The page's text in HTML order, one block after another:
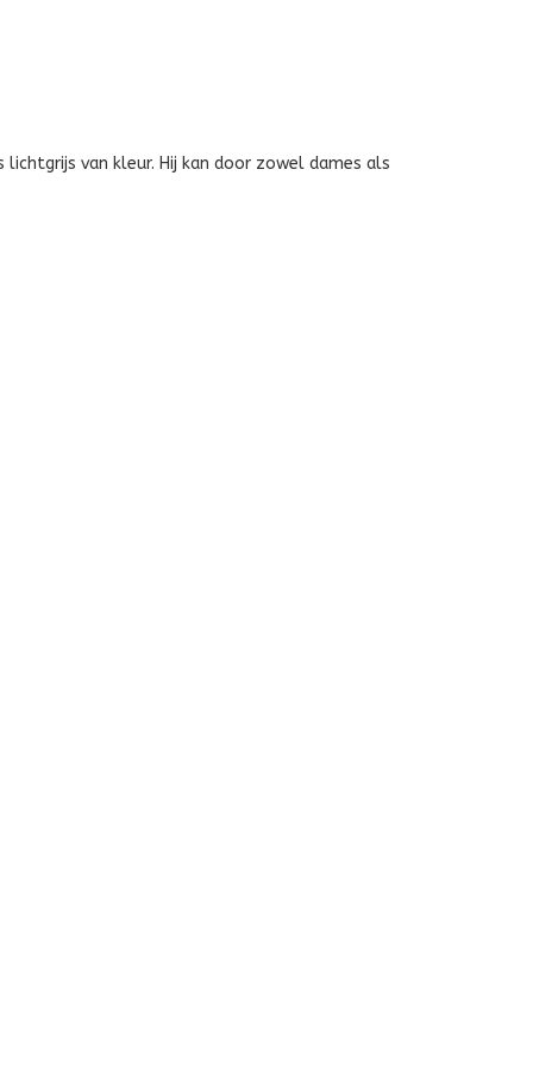
van kleur. Hij kan door zowel dames als